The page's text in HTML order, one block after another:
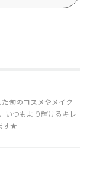
旬のコスメやメイク
いつもより輝けるキレ
す★